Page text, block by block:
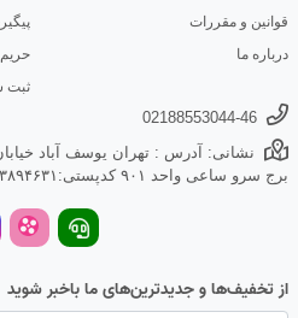
قوانین و مقررات
درباره ما
ثبت
02188553044-46
برج سرو ساعی واحد ۹۰۱ کدپستی:۱۴۳۳۸۹۴۶۳۱
از تخفیف‌ها و جدیدترین‌های ما باخبر شوید